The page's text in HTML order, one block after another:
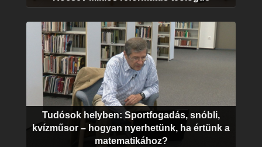
Tudósok helyben: Sportfogadás, snóbli,
kvízműsor – hogyan nyerhetünk, ha értünk a
matematikához?